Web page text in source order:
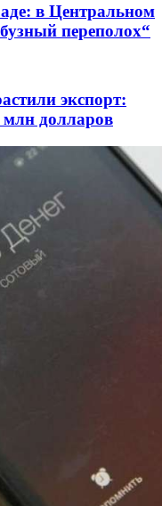
в Центральном
переполох“
экспорт:
долларов
есть
вошли в топ‑15
стартует
Волго‑Донской